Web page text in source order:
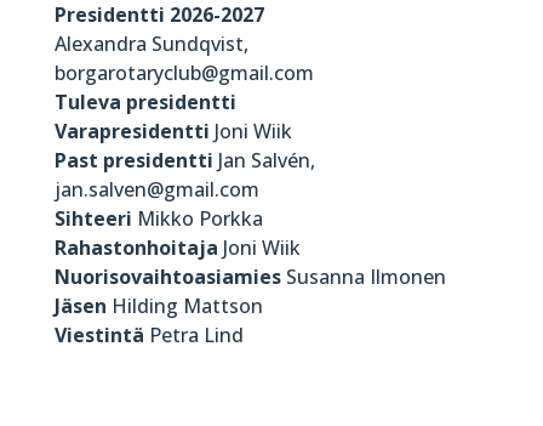
Presidentti 2026-2027
Alexandra Sundqvist,
borgarotaryclub@gmail.com
Tuleva presidentti
Varapresidentti Joni Wiik
Past presidentti Jan Salvén,
jan.salven@gmail.com
Sihteeri Mikko Porkka
Rahastonhoitaja Joni Wiik
NuorisovaihtoasiamiesSusanna Ilmonen
Jäsen Hilding Mattson
Viestintä Petra Lind